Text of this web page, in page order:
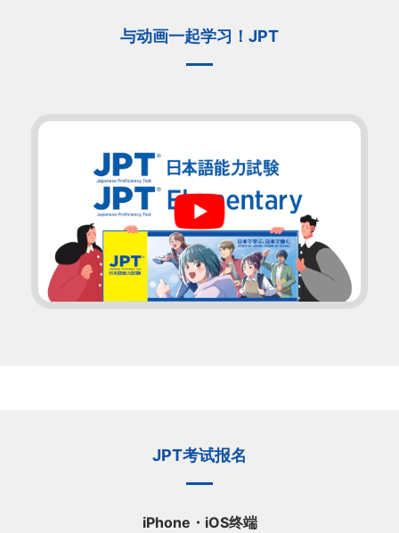
与动画一起学习！JPT
JPT考试报名
iPhone・iOS终端